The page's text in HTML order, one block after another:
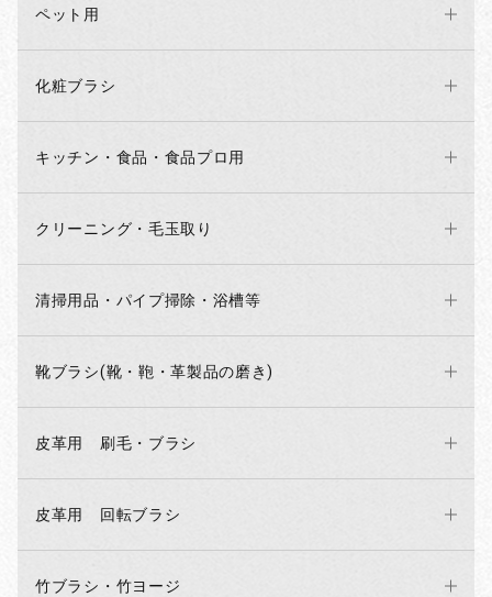
ペット用
化粧ブラシ
キッチン・食品・食品プロ用
クリーニング・毛玉取り
清掃用品・パイプ掃除・浴槽等
靴ブラシ(靴・鞄・革製品の磨き)
皮革用 刷毛・ブラシ
皮革用 回転ブラシ
竹ブラシ・竹ヨージ